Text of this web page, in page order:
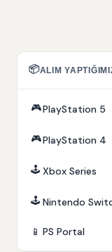
📦ALIM
🎮PlayStation 5
🎮PlayStation 4
🕹️ Xbox Series
🕹️ Nintendo
📱 PS Portal